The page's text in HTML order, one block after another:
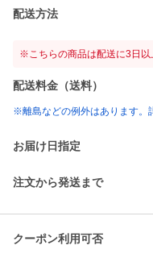
配送方法
※こちらの商品は配送に3日以
配送料金（送料）
※離島などの例外はあります。
お届け日指定
注文から発送まで
クーポン利用可否